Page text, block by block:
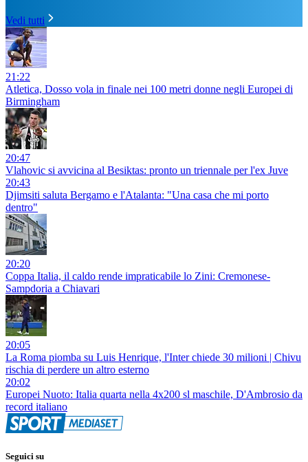
Vedi tutti
21:22
Atletica, Dosso vola in finale nei 100 metri donne negli Europei di
Birmingham
20:47
Vlahovic si avvicina al Besiktas: pronto un triennale per l'ex Juve
20:43
Djimsiti saluta Bergamo e l'Atalanta: "Una casa che mi porto
dentro"
20:20
Coppa Italia, il caldo rende impraticabile lo Zini: Cremonese-
Sampdoria a Chiavari
20:05
La Roma piomba su Luis Henrique, l'Inter chiede 30 milioni | Chivu
rischia di perdere un altro esterno
20:02
Europei Nuoto: Italia quarta nella 4x200 sl maschile, D'Ambrosio da
record italiano
Seguici su